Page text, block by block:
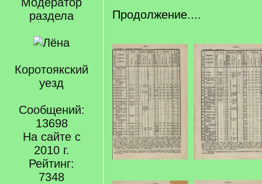
раздела
Коротоякский
уезд
Сообщений:
13698
На сайте с
2010 г.
Рейтинг:
7348
Продолжение....